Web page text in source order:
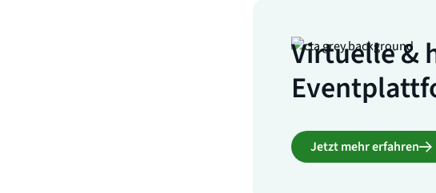
Virtuelle &
Jetzt mehr erfahren